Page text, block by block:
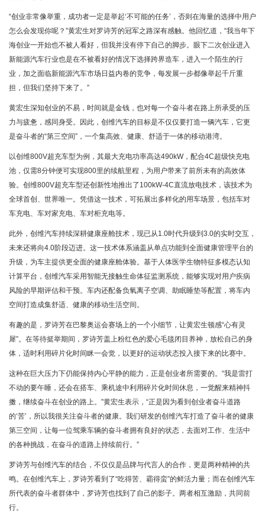
“创业非常像举重，成功者一定是举起‘不可能的任务’，否则在海量的选择中用户
怎么会发现你呢？”黄宏生对罗诗芳的冠军之路深有感触。他回忆道，“我当年下
海创业一开始也不被人看好，但我并没有停下自己的脚步。眼下二次创业进入
新能源汽车行业也是在不被看好的情况下选择跨界造车，进入一个陌生的行
业，加之面临新能源汽车市场日益内卷的竞争，每发展一步都像举起千斤重
担，但我们坚持下来了。”
黄宏生深知创业的不易，时间就是金钱，也对每一个奋斗者在路上所承受的压
力与疲惫，感同身受。因此，创维汽车的目标是不仅仅要打造一辆汽车，它更
是奋斗者的“第三空间”，一个集高效、健康、舒适于一体的移动港湾。
以创维800V超充车型为例，其最大充电功率高达490kW，配合4C超级快充电
池，仅需8分钟便可实现800里的续航里程，为用户带来了前所未有的高效体
验。创维800V超充车型还创新性地推出了100kW-4C直流放电技术，该技术为
全球首创、世界唯一。凭借这一技术，可拓展出多样化的用车场景，包括车对
车充电、车对家充电、车对柜充电等。
此外，创维汽车持续深耕健康座舱技术，现已从1.0时代升级到3.0的实时交互，
未来还将向4.0阶段迈进。这一技术体系涵盖从单点功能到全面健康管理平台的
升级，为车主提供更全面的健康座舱体验。基于人体医学生物特征多模态认知
计算平台，创维汽车采用智能无接触生命体征监测系统，能够实现对用户疾病
风险的早期评估和干预。车内还配备负氧离子空调、助眠睡垫等配置，将车内
空间打造成集舒适、健康的移动生活空间。
有趣的是，罗诗芳在巴黎奥运会赛场上的一个小细节，让黄宏生顿感“心有灵
犀”。在等待挺举期间，罗诗芳盖上粉红色的爱心毛毯闭目养神，放松自己的身
体，适时利用碎片化时间眯一会觉，以更好的运动状态投入接下来的比赛中。
这种在巨大压力下仍能保持内心平静的能力，正是创业者所需要的。“我是雷打
不动的要午睡，还会在搭车、乘机途中利用碎片化时间休息，一觉醒来精神抖
擞，继续奋斗在创业的路上。”黄宏生表示，“正是因为看到创业者奋斗道路
的‘苦’，所以我很关注奋斗者的健康。我们研发的创维汽车打造了奋斗者的健康
第三空间，让每一位驾乘车辆的奋斗者拥有良好的状态，去面对工作、生活中
的各种挑战，在奋斗的道路上持续前行。”
罗诗芳与创维汽车的结合，不仅仅是品牌与代言人的合作，更是两种精神的共
鸣。在创维汽车上，罗诗芳看到了“吃得苦、霸得蛮”的鲜活力量；而在创维汽车
所代表的奋斗者群体中，罗诗芳也找到了自己的影子。两者相互激励，共同前
行。